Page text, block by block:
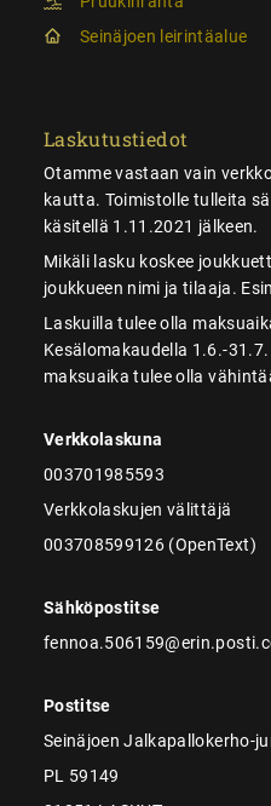
Seinäjoen leirintäalue
Laskutustiedot
Otamme vastaan vain
kautta. Toimistolle tulleita
käsitellä 1.11.2021 jälkeen.
Mikäli lasku koskee
joukkueen nimi ja tilaaja.
Laskuilla tulee olla
Kesälomakaudella 1.6.-
maksuaika tulee olla
Verkkolaskuna
003701985593
Verkkolaskujen välittäjä
003708599126 (OpenText)
Sähköpostitse
Postitse
Seinäjoen Jalkapallokerho-
PL 59149